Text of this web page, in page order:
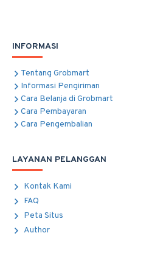
INFORMASI
Tentang Grobmart
Informasi Pengiriman
Cara Belanja di Grobmart
Cara Pembayaran
Cara Pengembalian
LAYANAN PELANGGAN
Kontak Kami
FAQ
Peta Situs
Author